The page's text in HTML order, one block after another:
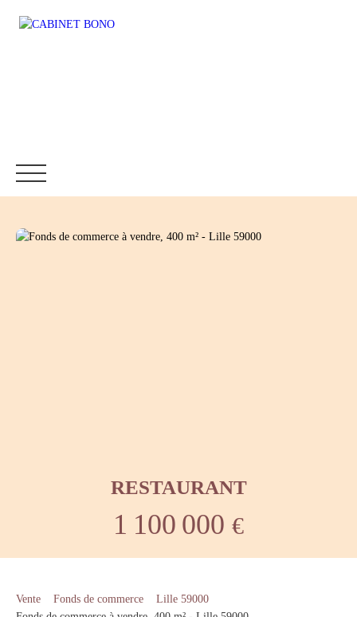
RESTAURANT
1 100 000 €
Vente Fonds de commerce
Lille 59000